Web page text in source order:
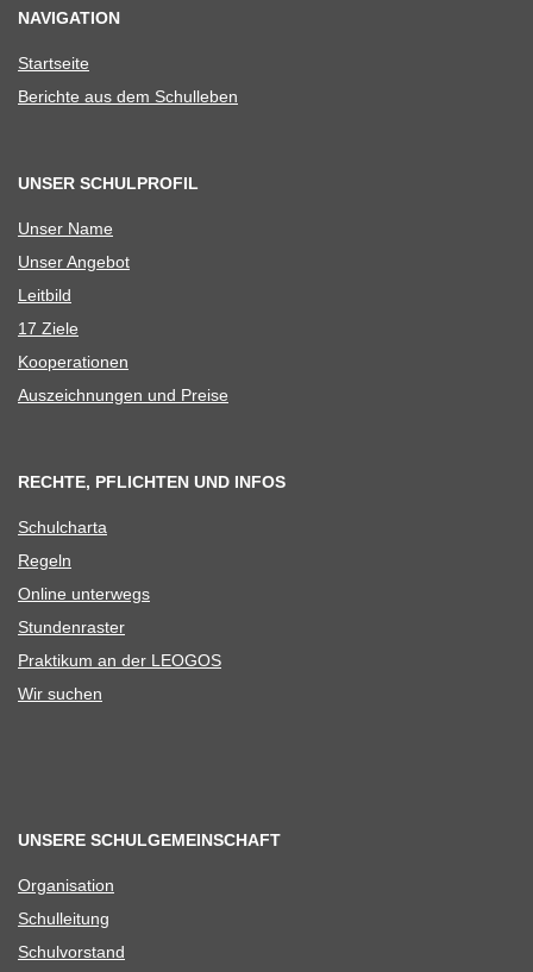
NAVIGATION
Start­seite
Berichte aus dem Schulleben
UNSER SCHULPROFIL
Unser Name
Unser Ange­bot
Leit­bild
17 Ziele
Koope­ra­tio­nen
Aus­zeich­nun­gen und Preise
RECHTE, PFLICHTEN UND INFOS
Schul­charta
Regeln
Online unter­wegs
Stun­den­ras­ter
Prak­ti­kum an der LEOGOS
Wir suchen
UNSERE SCHULGEMEINSCHAFT
Orga­ni­sa­tion
Schul­lei­tung
Schul­vor­stand